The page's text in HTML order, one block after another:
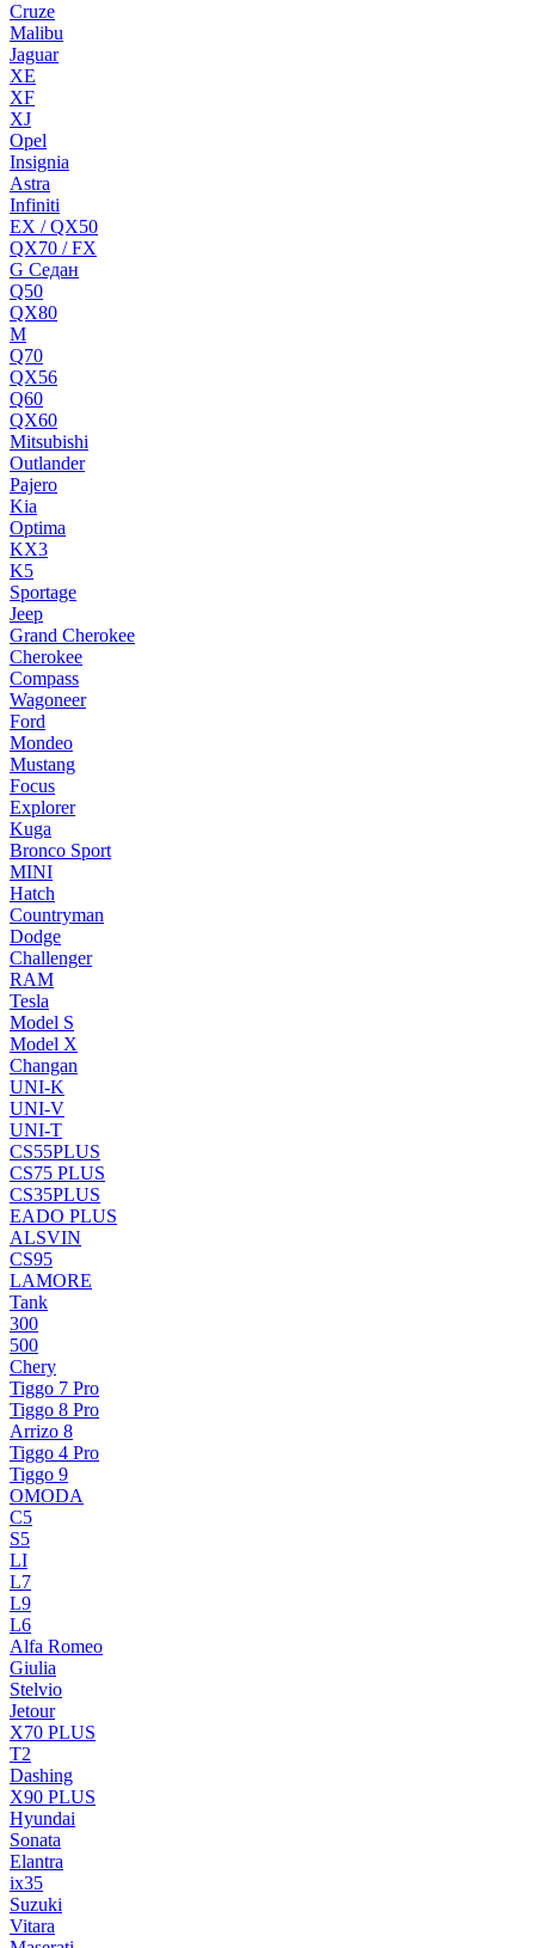
Cruze
Malibu
Jaguar
XE
XF
XJ
Opel
Insignia
Astra
Infiniti
EX / QX50
QX70 / FX
G Cедан
Q50
QX80
M
Q70
QX56
Q60
QX60
Mitsubishi
Outlander
Pajero
Kia
Optima
KX3
K5
Sportage
Jeep
Grand Cherokee
Cherokee
Compass
Wagoneer
Ford
Mondeo
Mustang
Focus
Explorer
Kuga
Bronco Sport
MINI
Hatch
Countryman
Dodge
Challenger
RAM
Tesla
Model S
Model X
Changan
UNI-K
UNI-V
UNI-T
CS55PLUS
CS75 PLUS
CS35PLUS
EADO PLUS
ALSVIN
CS95
LAMORE
Tank
300
500
Chery
Tiggo 7 Pro
Tiggo 8 Pro
Arrizo 8
Tiggo 4 Pro
Tiggo 9
OMODA
C5
S5
LI
L7
L9
L6
Alfa Romeo
Giulia
Stelvio
Jetour
X70 PLUS
T2
Dashing
X90 PLUS
Hyundai
Sonata
Elantra
ix35
Suzuki
Vitara